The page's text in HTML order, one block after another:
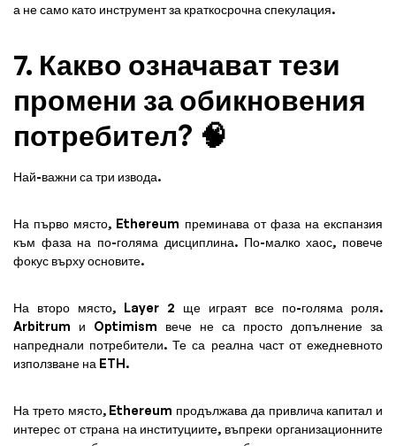
а не само като инструмент за краткосрочна спекулация.
7. Какво означават тези
промени за обикновения
потребител? 🧠
Най-важни са три извода.
На първо място, Ethereum преминава от фаза на експанзия
към фаза на по-голяма дисциплина. По-малко хаос, повече
фокус върху основите.
На второ място, Layer 2 ще играят все по-голяма роля.
Arbitrum и Optimism вече не са просто допълнение за
напреднали потребители. Те са реална част от ежедневното
използване на ETH.
На трето място, Ethereum продължава да привлича капитал и
интерес от страна на институциите, въпреки организационните